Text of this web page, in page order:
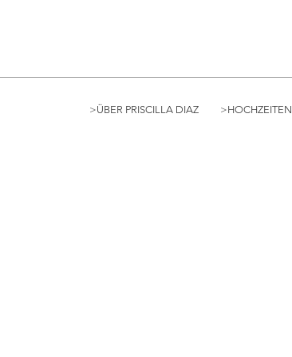
>ÜBER PRISCILLA DIAZ >HOCHZEITEN